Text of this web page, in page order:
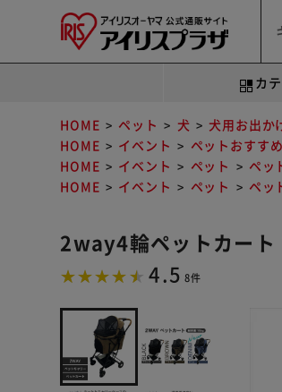
カ
HOME ペット 犬 犬用お出か
HOME
イベント ペットおすす
HOME
イベント ペット ペッ
HOME
イベント ペット ペッ
2way4輪ペットカー
4.5 8件